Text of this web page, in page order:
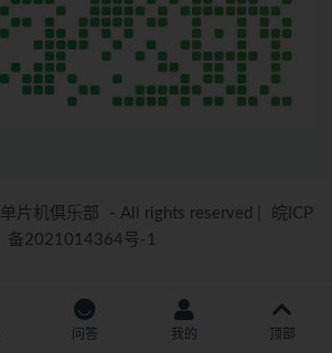
单片机俱乐部 - All rights reserved
皖ICP
备2021014364号-1
问答 我的 顶部